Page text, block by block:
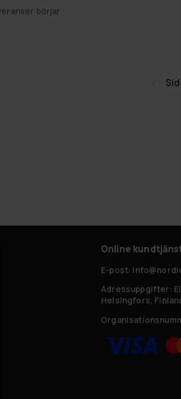
börjar
Online
E-post:
Adressuppgifter:
Helsingfors,